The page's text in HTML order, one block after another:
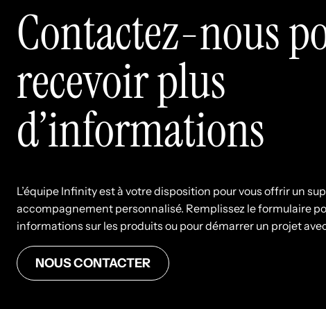
Contactez-nous
recevoir plus
d’informations
L’équipe Infinity est à votre disposition pour vous offrir un
accompagnement personnalisé. Remplissez le formulaire
informations sur les produits ou pour démarrer un projet
NOUS CONTACTER